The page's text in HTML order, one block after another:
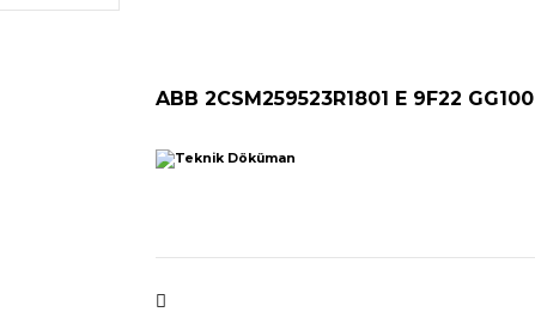
ABB 2CSM259523R1801 E 9F22 GG100